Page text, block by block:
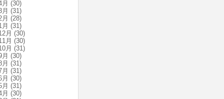
(30)
(31)
(28)
(31)
月 (30)
月 (30)
月 (31)
(30)
(31)
(31)
(30)
(31)
(30)